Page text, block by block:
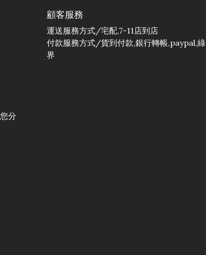
分
顧客服務
運送服務方式/宅配,7-11店到店
付款服務方式/貨到付款,銀行轉帳,paypal,綠
界